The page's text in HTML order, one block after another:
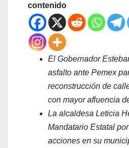
contenido
El Gobernador
asfalto ante Pemex
reconstrucción de
con mayor afluencia
La alcaldesa Leticia
Mandatario Estatal
acciones en su